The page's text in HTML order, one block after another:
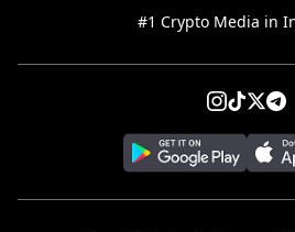
#1 Crypto Media in